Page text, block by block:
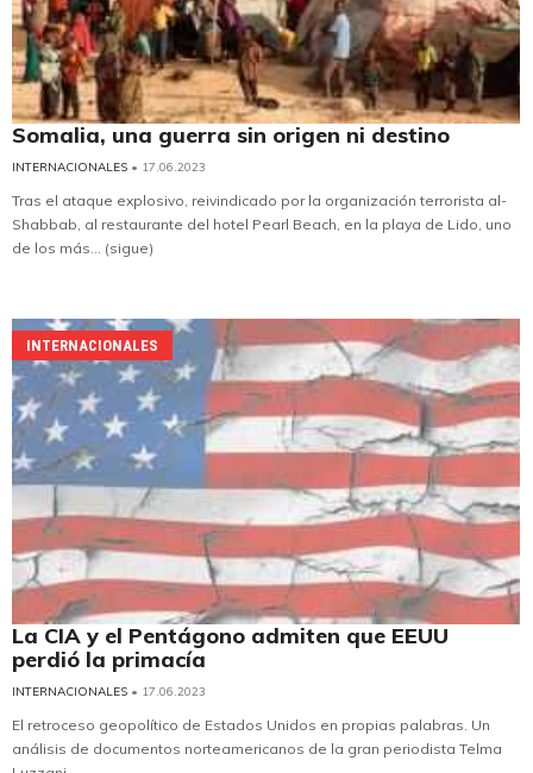
Somalia, una guerra sin origen ni destino
INTERNACIONALES • 17.06.2023
Tras el ataque explosivo, reivindicado por la organización terrorista al-
Shabbab, al restaurante del hotel Pearl Beach, en la playa de Lido, uno
de los más... (sigue)
INTERNACIONALES
La CIA y el Pentágono admiten que EEUU
perdió la primacía
INTERNACIONALES • 17.06.2023
El retroceso geopolítico de Estados Unidos en propias palabras. Un
análisis de documentos norteamericanos de la gran periodista Telma